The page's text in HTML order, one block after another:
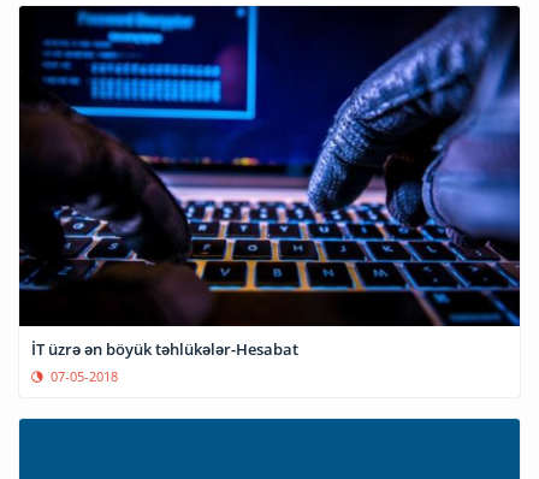
İT üzrə ən böyük təhlükələr-Hesabat
07-05-2018